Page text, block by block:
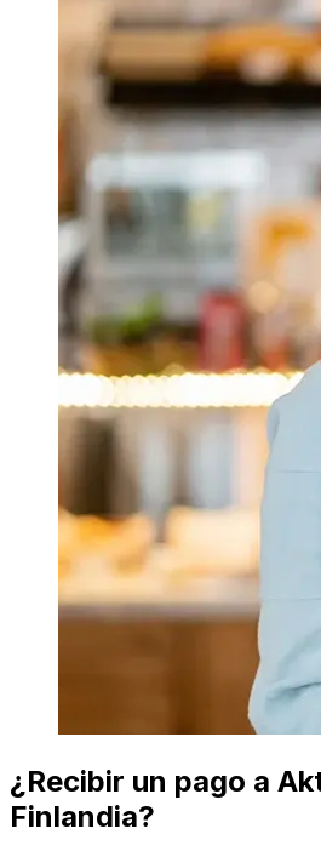
¿Recibir un pago a
Finlandia?